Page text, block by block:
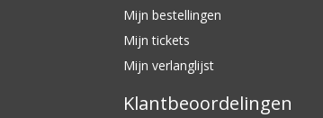
Mijn bestellingen
Mijn tickets
Mijn verlanglijst
Klantbeoordelingen